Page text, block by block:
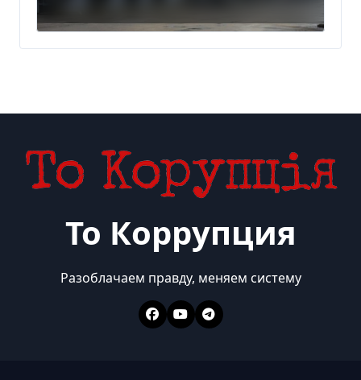
То Коррупция
Разоблачаем правду, меняем систему